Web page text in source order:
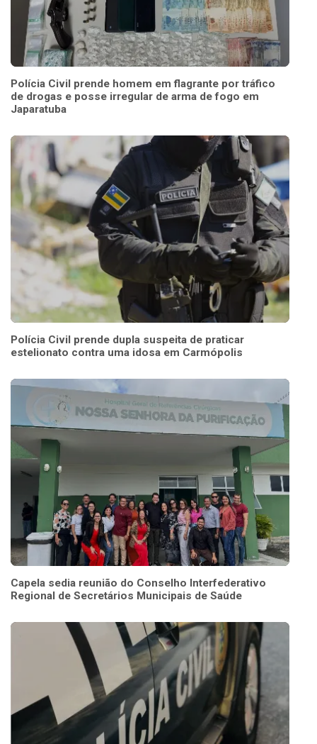
Polícia Civil prende homem em flagrante por tráfico
de drogas e posse irregular de arma de fogo em
Japaratuba
Polícia Civil prende dupla suspeita de praticar
estelionato contra uma idosa em Carmópolis
Capela sedia reunião do Conselho Interfederativo
Regional de Secretários Municipais de Saúde